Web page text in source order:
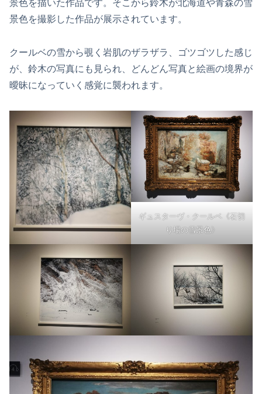
景色を描いた作品です。そこから鈴木が北海道や青森の雪
景色を撮影した作品が展示されています。
クールベの雪から覗く岩肌のザラザラ、ゴツゴツした感じ
が、鈴木の写真にも見られ、どんどん写真と絵画の境界が
曖昧になっていく感覚に襲われます。
ギュスターヴ・クールベ《石切
り場の雪景色》